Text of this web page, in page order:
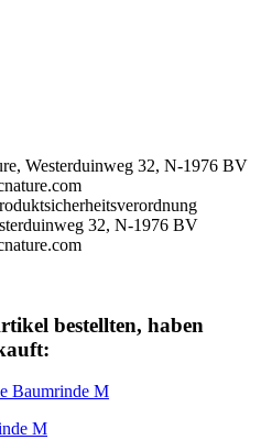
Westerduinweg 32, N-1976 BV
32, N-1976 BV
bestellten, haben
M